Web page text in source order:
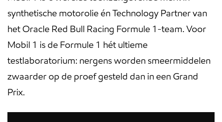
synthetische motorolie én Technology Partner van
het Oracle Red Bull Racing Formule 1-team. Voor
Mobil 1 is de Formule 1 hét ultieme
testlaboratorium: nergens worden smeermiddelen
zwaarder op de proef gesteld dan in een Grand
Prix.